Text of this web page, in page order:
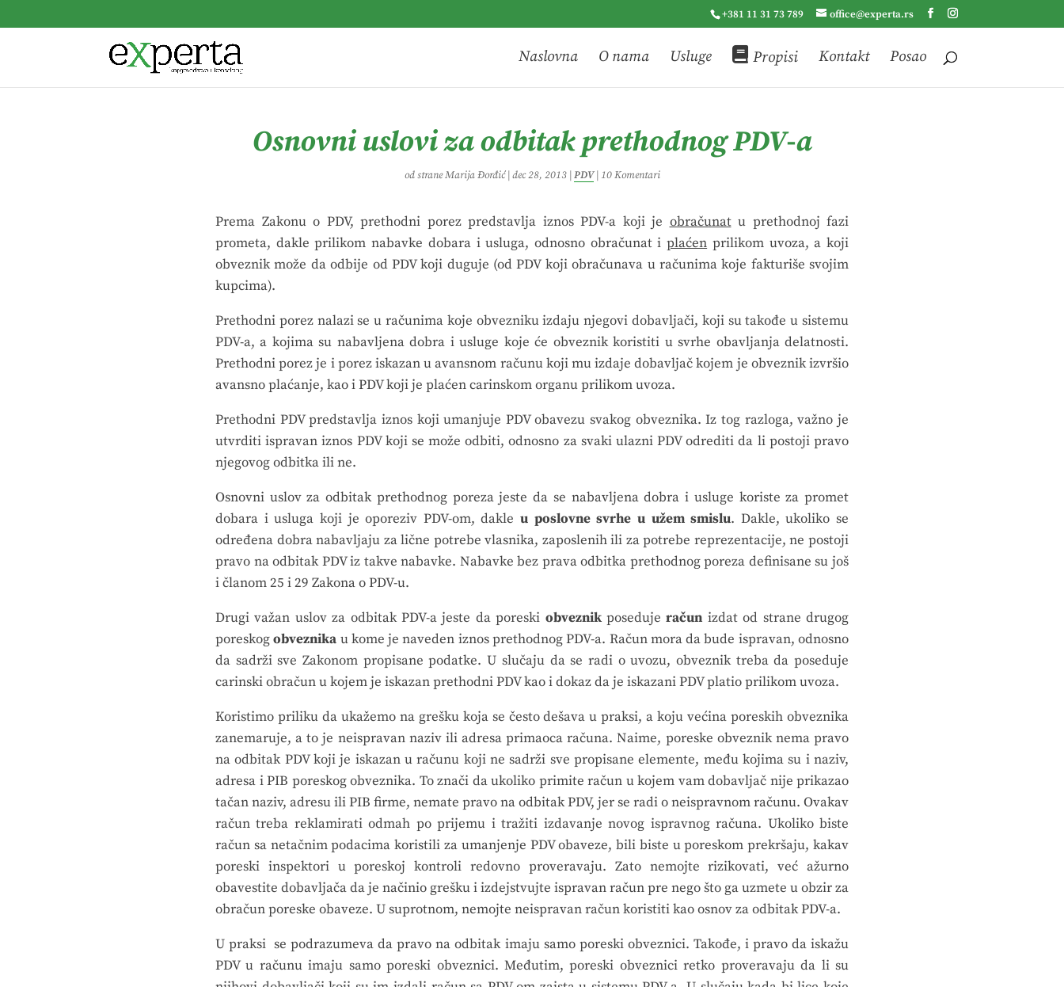
+381 11 31 73 789 office@experta.rs
Naslovna O nama Usluge Propisi Kontakt Posao
Osnovni uslovi za odbitak prethodnog PDV-a
od straneMarija Đorđić| dec 28, 2013| PDV| 10 Komentari
Prema Zakonu o PDV, prethodni porez predstavlja iznos PDV-a koji je obračunatu prethodnoj fazi
prometa, dakle prilikom nabavke dobara i usluga, odnosno obračunat iplaćen prilikom uvoza, a koji
obveznik može da odbije od PDV koji duguje (od PDV koji obračunava u računima koje fakturiše svojim
kupcima).
Prethodni porez nalazi se u računima koje obvezniku izdaju njegovi dobavljači, koji su takođe u sistemu
PDV-a, a kojima su nabavljena dobra i usluge koje će obveznik koristiti u svrhe obavljanja delatnosti.
Prethodni porez je i porez iskazan u avansnom računu koji mu izdaje dobavljač kojem je obveznik izvršio
avansno plaćanje, kao i PDV koji je plaćen carinskom organu prilikom uvoza.
Prethodni PDV predstavlja iznos koji umanjuje PDV obavezu svakog obveznika. Iz tog razloga, važno je
utvrditi ispravan iznos PDV koji se može odbiti, odnosno za svaki ulazni PDV odrediti da li postoji pravo
njegovog odbitka ili ne.
Osnovni uslov za odbitak prethodnog poreza jeste da se nabavljena dobra i usluge koriste za promet
dobara i usluga koji je oporeziv PDV-om, dakle u poslovne svrhe u užem smislu. Dakle, ukoliko se
određena dobra nabavljaju za lične potrebe vlasnika, zaposlenih ili za potrebe reprezentacije, ne postoji
pravo na odbitak PDV iz takve nabavke. Nabavke bez prava odbitka prethodnog poreza definisane su još
i članom 25 i 29 Zakona o PDV-u.
Drugi važan uslov za odbitak PDV-a jeste da poreski obveznikposedujeračun izdat od strane drugog
poreskogobveznika u kome je naveden iznos prethodnog PDV-a. Račun mora da bude ispravan, odnosno
da sadrži sve Zakonom propisane podatke. U slučaju da se radi o uvozu, obveznik treba da poseduje
carinski obračun u kojem je iskazan prethodni PDV kao i dokaz da je iskazani PDV platio prilikom uvoza.
Koristimo priliku da ukažemo na grešku koja se često dešava u praksi, a koju većina poreskih obveznika
zanemaruje, a to je neispravan naziv ili adresa primaoca računa. Naime, poreske obveznik nema pravo
na odbitak PDV koji je iskazan u računu koji ne sadrži sve propisane elemente, među kojima su i naziv,
adresa i PIB poreskog obveznika. To znači da ukoliko primite račun u kojem vam dobavljač nije prikazao
tačan naziv, adresu ili PIB firme, nemate pravo na odbitak PDV, jer se radi o neispravnom računu. Ovakav
račun treba reklamirati odmah po prijemu i tražiti izdavanje novog ispravnog računa. Ukoliko biste
račun sa netačnim podacima koristili za umanjenje PDV obaveze, bili biste u poreskom prekršaju, kakav
poreski inspektori u poreskoj kontroli redovno proveravaju. Zato nemojte rizikovati, već ažurno
obavestite dobavljača da je načinio grešku i izdejstvujte ispravan račun pre nego što ga uzmete u obzir za
obračun poreske obaveze. U suprotnom, nemojte neispravan račun koristiti kao osnov za odbitak PDV-a.
U praksi se podrazumeva da pravo na odbitak imaju samo poreski obveznici. Takođe, i pravo da iskažu
PDV u računu imaju samo poreski obveznici. Međutim, poreski obveznici retko proveravaju da li su